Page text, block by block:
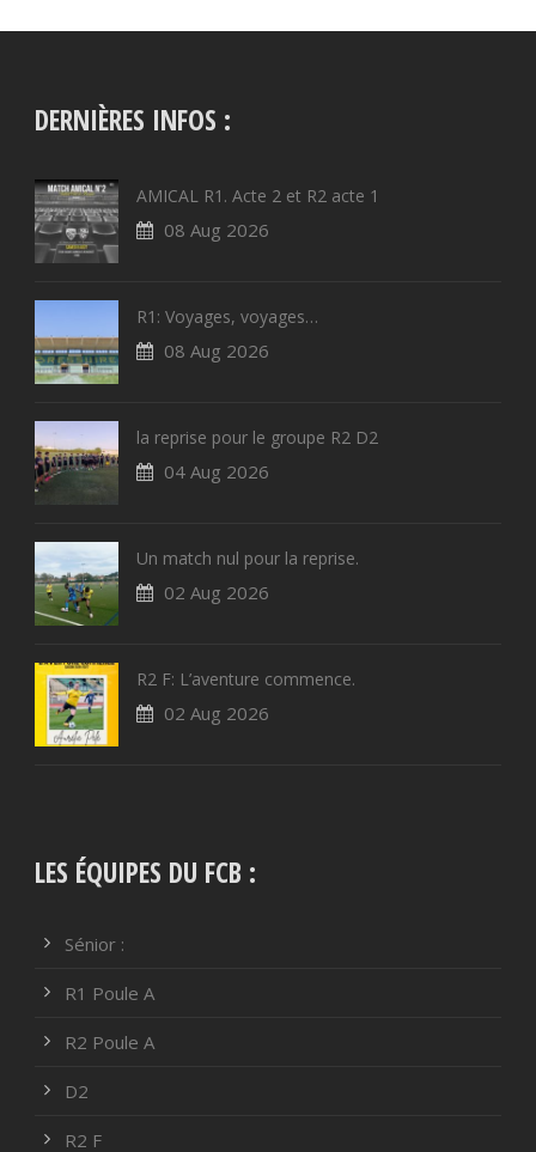
DERNIÈRES INFOS :
AMICAL R1. Acte 2 et R2 acte 1
08 Aug 2026
R1: Voyages, voyages…
08 Aug 2026
la reprise pour le groupe R2 D2
04 Aug 2026
Un match nul pour la reprise.
02 Aug 2026
R2 F: L’aventure commence.
02 Aug 2026
LES ÉQUIPES DU FCB :
Sénior :
R1 Poule A
R2 Poule A
D2
R2 F